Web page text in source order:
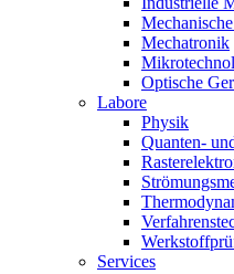
Mechatronik
Optische
Labore
Physik
Quanten-
Services